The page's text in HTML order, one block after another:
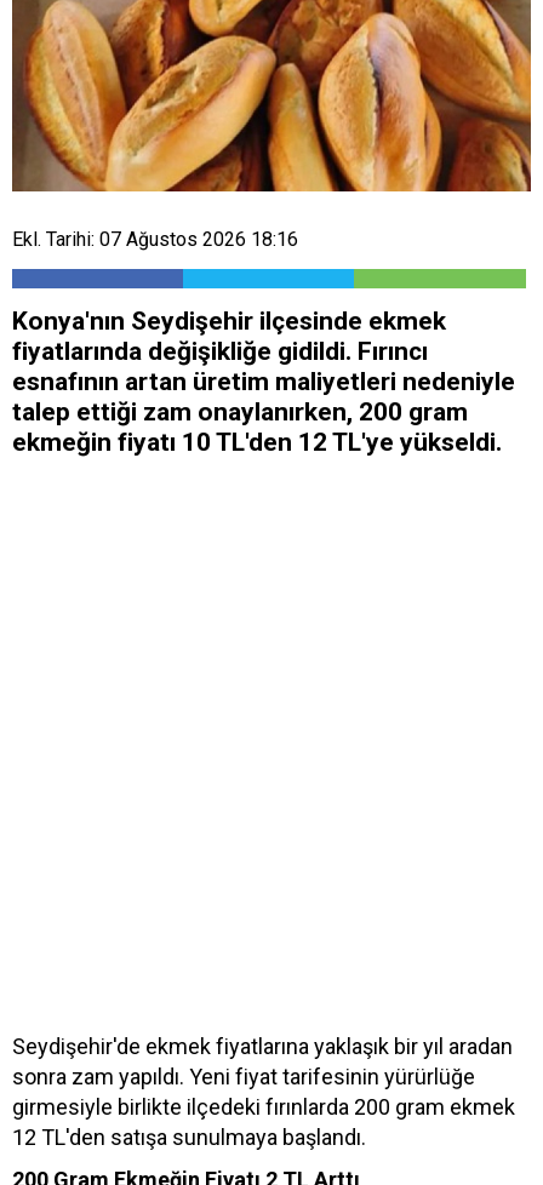
Ekl. Tarihi: 07 Ağustos 2026 18:16
Konya'nın Seydişehir ilçesinde ekmek
fiyatlarında değişikliğe gidildi. Fırıncı
esnafının artan üretim maliyetleri nedeniyle
talep ettiği zam onaylanırken, 200 gram
ekmeğin fiyatı 10 TL'den 12 TL'ye yükseldi.
Seydişehir'de ekmek fiyatlarına yaklaşık bir yıl aradan
sonra zam yapıldı. Yeni fiyat tarifesinin yürürlüğe
girmesiyle birlikte ilçedeki fırınlarda 200 gram ekmek
12 TL'den satışa sunulmaya başlandı.
200 Gram Ekmeğin Fiyatı 2 TL Arttı